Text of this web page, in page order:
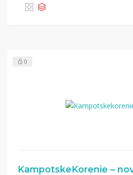
0
KampotskeKorenie –